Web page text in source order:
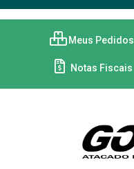
Meus Pedidos
Notas Fiscais